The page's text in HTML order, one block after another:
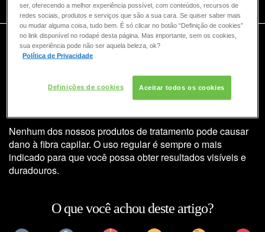
COMO POSSO AJUDAR? DÚVIDAS SOBRE:
CABELO
COLORAÇÃO
CONSULTORIA DE PRODUTOS REDKEN
VOZ DA BELEZA REDKEN CABELO
O uso frequente do shampoo
pode ser prejudicial à beleza dos
Nenhum dos nossos produtos de tratamento pode causar
dano à fibra capilar. O uso regular é sempre o mais
indicado para que você possa obter resultados visíveis e
duradouros.
O que você achou deste artigo?
ser, oferecendo a melhor experiência possível, com conteúdos, recursos de
redes sociais, produtos e serviços que são a sua cara. Se quiser saber mais
ou mudar alguma coisa, tudo bem. É só clicar no botão “Definição de cookies”
no link disponível no rodapé desta página. Mas importante, sem os cookies,
sua experiência pode não ser aquela beleza, ok?
Política de Privacidade
Definições de cookies Aceitar todos os cookies